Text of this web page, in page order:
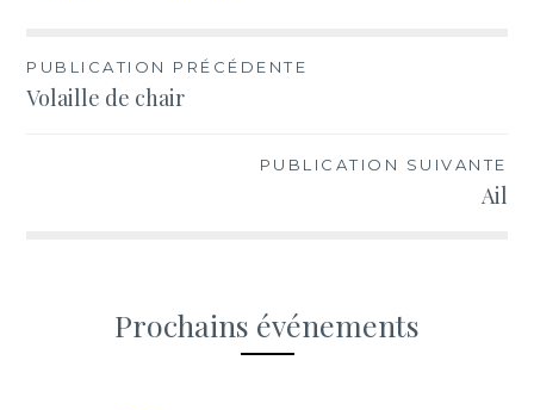
Navigation
de
PUBLICATION PRÉCÉDENTE
Volaille de chair
PUBLICATION SUIVANTE
Ail
Prochains événements